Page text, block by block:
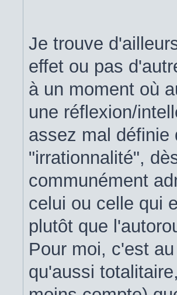
Je trouve
effet ou pas
à un moment où
une réflexion/
assez mal définie
"irrationnalité",
communément
celui ou celle qui
plutôt que
Pour moi, c'est
qu'aussi